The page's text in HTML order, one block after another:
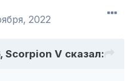
2022
Scorpion V сказал: